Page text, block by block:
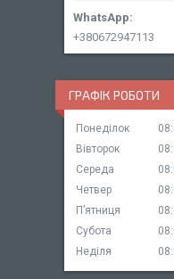
+380672947113
ГРАФІК РОБОТИ
Понеділок
Вівторок
Середа
Четвер
Пʼятниця
Субота
Неділя